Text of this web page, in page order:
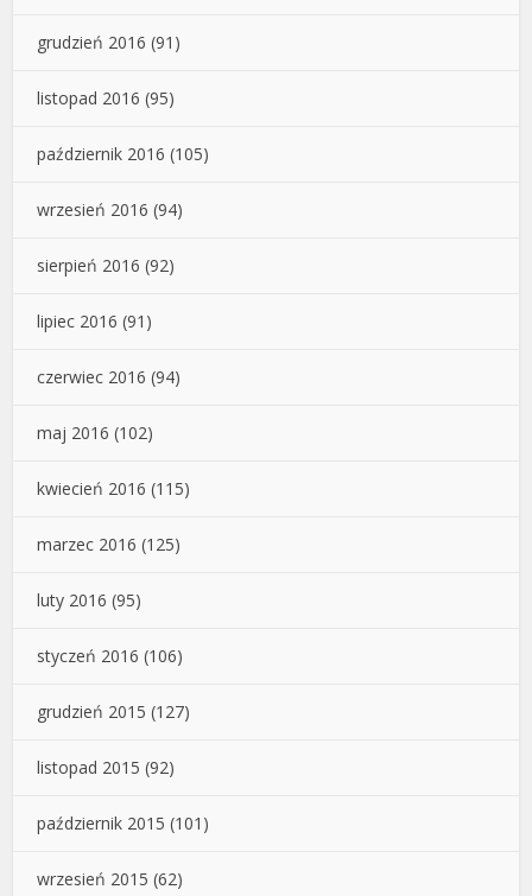
grudzień 2016 (91)
listopad 2016 (95)
październik 2016 (105)
wrzesień 2016 (94)
sierpień 2016 (92)
lipiec 2016 (91)
czerwiec 2016 (94)
maj 2016 (102)
kwiecień 2016 (115)
marzec 2016 (125)
luty 2016 (95)
styczeń 2016 (106)
grudzień 2015 (127)
listopad 2015 (92)
październik 2015 (101)
wrzesień 2015 (62)